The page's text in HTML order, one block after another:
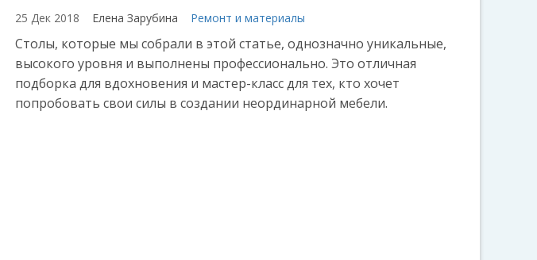
25 Дек 2018 Елена Зарубина Ремонт и материалы
Столы, которые мы собрали в этой статье, однозначно уникальные,
высокого уровня и выполнены профессионально. Это отличная
подборка для вдохновения и мастер-класс для тех, кто хочет
попробовать свои силы в создании неординарной мебели.